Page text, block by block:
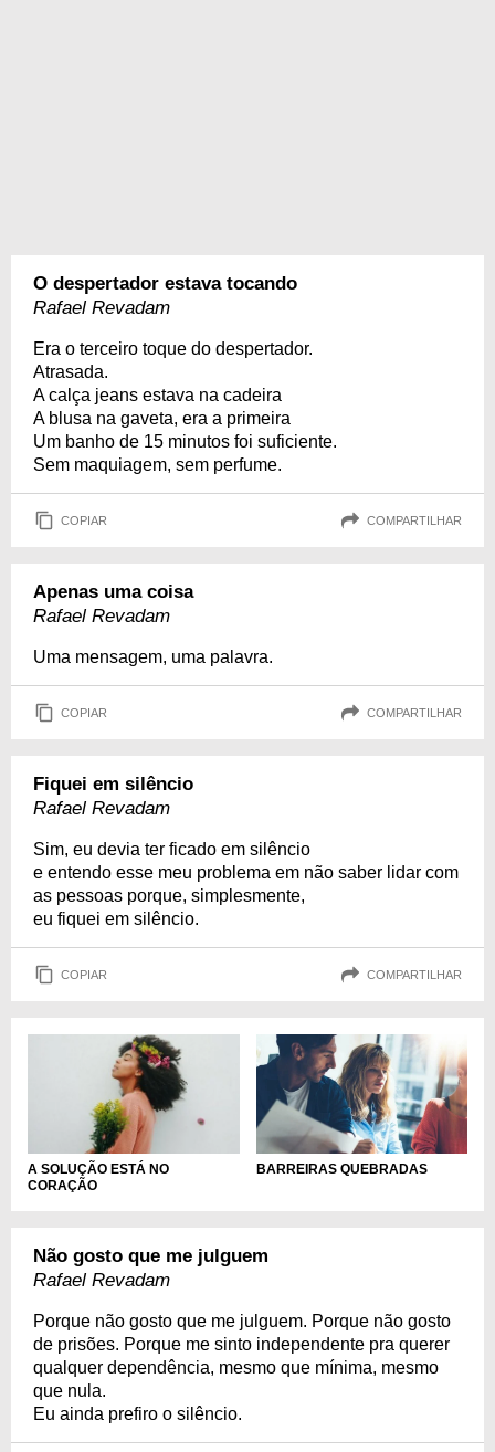
O despertador estava tocando
Rafael Revadam
Era o terceiro toque do despertador.
Atrasada.
A calça jeans estava na cadeira
A blusa na gaveta, era a primeira
Um banho de 15 minutos foi suficiente.
Sem maquiagem, sem perfume.
COPIAR COMPARTILHAR
Apenas uma coisa
Rafael Revadam
Uma mensagem, uma palavra.
COPIAR COMPARTILHAR
Fiquei em silêncio
Rafael Revadam
Sim, eu devia ter ficado em silêncio
e entendo esse meu problema em não saber lidar com
as pessoas porque, simplesmente,
eu fiquei em silêncio.
COPIAR COMPARTILHAR
A SOLUÇÃO ESTÁ NO
CORAÇÃO
BARREIRAS QUEBRADAS
Não gosto que me julguem
Rafael Revadam
Porque não gosto que me julguem. Porque não gosto
de prisões. Porque me sinto independente pra querer
qualquer dependência, mesmo que mínima, mesmo
que nula.
Eu ainda prefiro o silêncio.